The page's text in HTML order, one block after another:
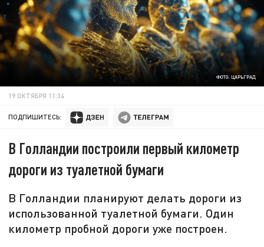
ФОТО: ЦАРЬГРАД
19 ОКТЯБРЯ 11:34
ПОДПИШИТЕСЬ:
В Голландии построили первый километр
дороги из туалетной бумаги
В Голландии планируют делать дороги из
использованной туалетной бумаги. Один
километр пробной дороги уже построен.